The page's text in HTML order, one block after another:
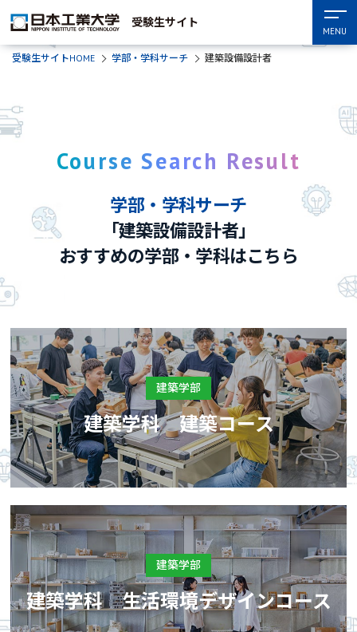
受験生サイト
MENU
受験生サイトHOME 学部・学科サーチ 建築設備設計者
Course Search Result
学部・学科サーチ
「建築設備設計者」
おすすめの学部・学科はこちら
建築学部
建築学科 建築コース
建築学部
建築学科 生活環境デザインコース